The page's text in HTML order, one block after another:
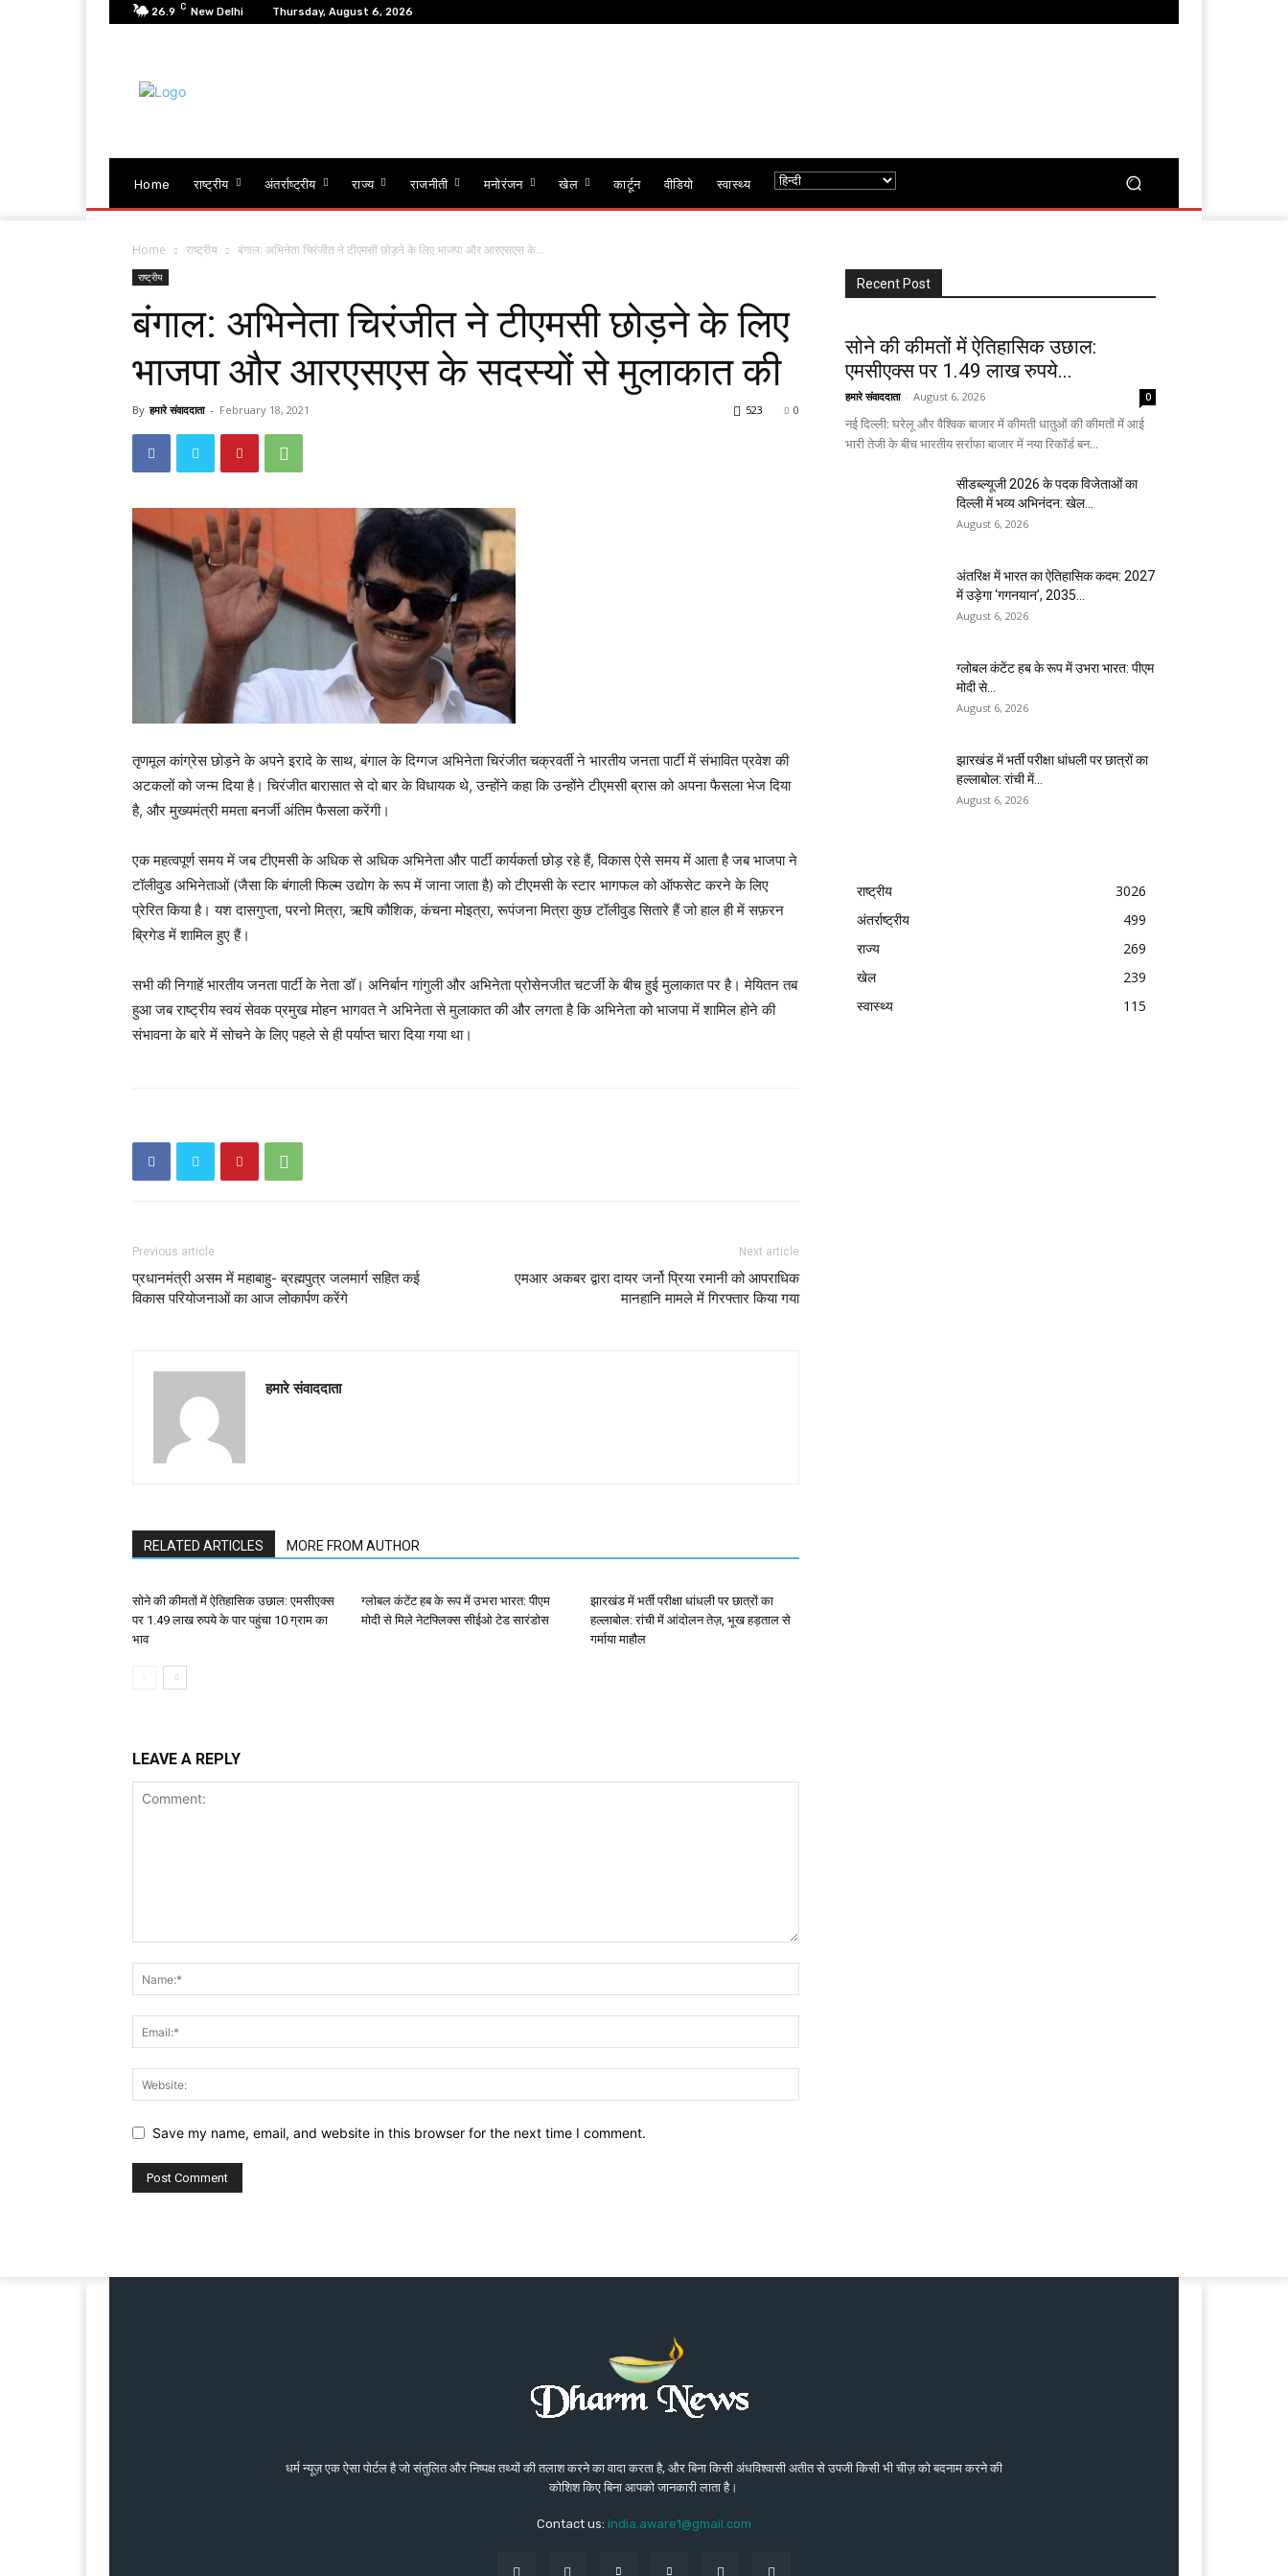
26.9 C New Delhi Thursday, August 6, 2026
Home राष्ट्रीय अंतर्राष्ट्रीय राज्य राजनीती मनोरंजन खेल कार्टून वीडियो स्वास्थ्य
Home राष्ट्रीय बंगाल: अभिनेता चिरंजीत ने टीएमसी छोड़ने के लिए भाजपा और आरएसएस के...
राष्ट्रीय
बंगाल: अभिनेता चिरंजीत ने टीएमसी छोड़ने के लिए
भाजपा और आरएसएस के सदस्यों से मुलाकात की
By हमारे संवाददाता - February 18, 2021 0
523
तृणमूल कांग्रेस छोड़ने के अपने इरादे के साथ, बंगाल के दिग्गज अभिनेता चिरंजीत चक्रवर्ती ने भारतीय जनता पार्टी में संभावित प्रवेश की
अटकलों को जन्म दिया है। चिरंजीत बारासात से दो बार के विधायक थे, उन्होंने कहा कि उन्होंने टीएमसी ब्रास को अपना फैसला भेज दिया
है, और मुख्यमंत्री ममता बनर्जी अंतिम फैसला करेंगी।
एक महत्वपूर्ण समय में जब टीएमसी के अधिक से अधिक अभिनेता और पार्टी कार्यकर्ता छोड़ रहे हैं, विकास ऐसे समय में आता है जब भाजपा ने
टॉलीवुड अभिनेताओं (जैसा कि बंगाली फिल्म उद्योग के रूप में जाना जाता है) को टीएमसी के स्टार भागफल को ऑफसेट करने के लिए
प्रेरित किया है। यश दासगुप्ता, परनो मित्रा, ऋषि कौशिक, कंचना मोइत्रा, रूपंजना मित्रा कुछ टॉलीवुड सितारे हैं जो हाल ही में सफ़रन
ब्रिगेड में शामिल हुए हैं।
सभी की निगाहें भारतीय जनता पार्टी के नेता डॉ। अनिर्बान गांगुली और अभिनेता प्रोसेनजीत चटर्जी के बीच हुई मुलाकात पर है। मेयितन तब
हुआ जब राष्ट्रीय स्वयं सेवक प्रमुख मोहन भागवत ने अभिनेता से मुलाकात की और लगता है कि अभिनेता को भाजपा में शामिल होने की
संभावना के बारे में सोचने के लिए पहले से ही पर्याप्त चारा दिया गया था।
Previous article
प्रधानमंत्री असम में महाबाहु- ब्रह्मपुत्र जलमार्ग सहित कई
विकास परियोजनाओं का आज लोकार्पण करेंगे
Next article
एमआर अकबर द्वारा दायर जर्नो प्रिया रमानी को आपराधिक
मानहानि मामले में गिरफ्तार किया गया
हमारे संवाददाता
RELATED ARTICLES MORE FROM AUTHOR
सोने की कीमतों में ऐतिहासिक उछाल: एमसीएक्स
पर 1.49 लाख रुपये के पार पहुंचा 10 ग्राम का
भाव
ग्लोबल कंटेंट हब के रूप में उभरा भारत: पीएम
मोदी से मिले नेटफ्लिक्स सीईओ टेड सारंडोस
झारखंड में भर्ती परीक्षा धांधली पर छात्रों का
हल्लाबोल: रांची में आंदोलन तेज़, भूख हड़ताल से
गर्माया माहौल
LEAVE A REPLY
Save my name, email, and website in this browser for the next time I comment.
Recent Post
सोने की कीमतों में ऐतिहासिक उछाल:
एमसीएक्स पर 1.49 लाख रुपये...
हमारे संवाददाता - August 6, 2026 0
नई दिल्ली: घरेलू और वैश्विक बाजार में कीमती धातुओं की कीमतों में आई
भारी तेजी के बीच भारतीय सर्राफा बाजार में नया रिकॉर्ड बन...
सीडब्ल्यूजी 2026 के पदक विजेताओं का
दिल्ली में भव्य अभिनंदन: खेल...
August 6, 2026
अंतरिक्ष में भारत का ऐतिहासिक कदम: 2027
में उड़ेगा ‘गगनयान’, 2035...
August 6, 2026
ग्लोबल कंटेंट हब के रूप में उभरा भारत: पीएम
मोदी से...
August 6, 2026
झारखंड में भर्ती परीक्षा धांधली पर छात्रों का
हल्लाबोल: रांची में...
August 6, 2026
राष्ट्रीय
3026
अंतर्राष्ट्रीय
499
राज्य
269
खेल
239
स्वास्थ्य
115
धर्म न्यूज़ एक ऐसा पोर्टल है जो संतुलित और निष्पक्ष तथ्यों की तलाश करने का वादा करता है, और बिना किसी अंधविश्वासी अतीत से उपजी किसी भी चीज़ को बदनाम करने की
कोशिश किए बिना आपको जानकारी लाता है।
Contact us: india.aware1@gmail.com